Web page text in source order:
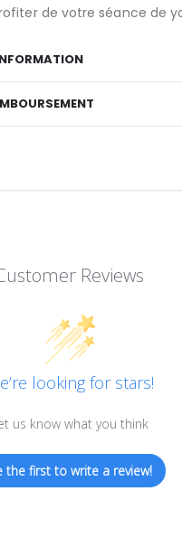
de votre séance de
Reviews
looking for stars!
us know what you think
the first to write a review!